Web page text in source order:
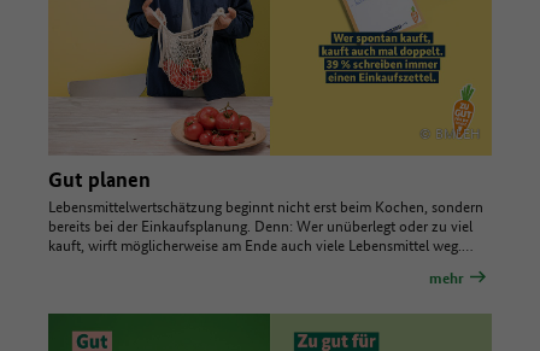
© BMLEH
Gut planen
Lebensmittelwertschätzung beginnt nicht erst beim Kochen, sondern
bereits bei der Einkaufsplanung. Denn: Wer unüberlegt oder zu viel
kauft, wirft möglicherweise am Ende auch viele Lebensmittel weg.…
mehr